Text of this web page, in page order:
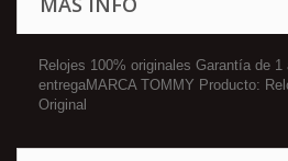
Relojes 100% originales Garantía de 1
entregaMARCA TOMMY Producto:
Original